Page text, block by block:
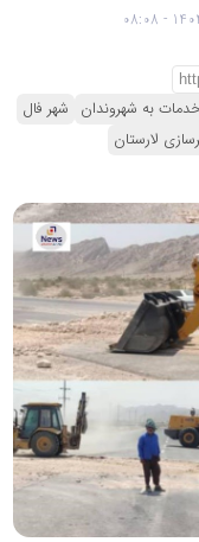
خدمات به شهروندان شهر فال
لارستان